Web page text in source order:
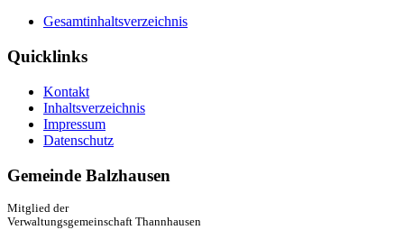
Gesamtinhaltsverzeichnis
Quicklinks
Kontakt
Inhaltsverzeichnis
Impressum
Datenschutz
Gemeinde Balzhausen
Mitglied der
Verwaltungsgemeinschaft Thannhausen